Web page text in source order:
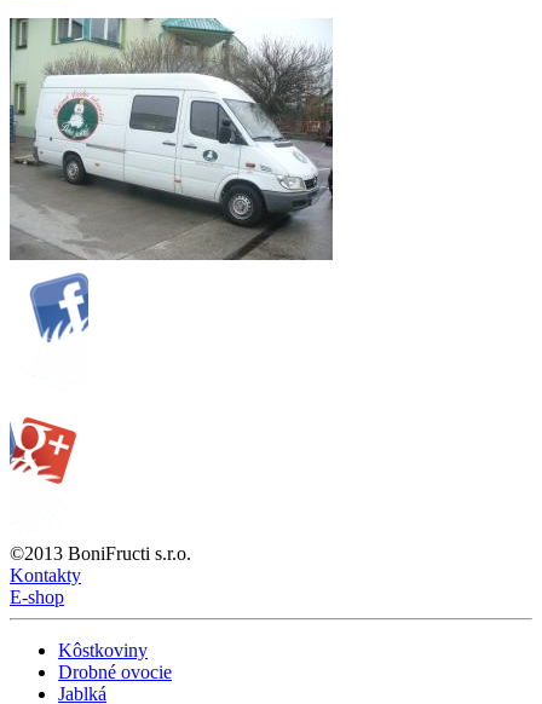
©2013 BoniFructi s.r.o.
Kontakty
E-shop
Kôstkoviny
Drobné ovocie
Jablká